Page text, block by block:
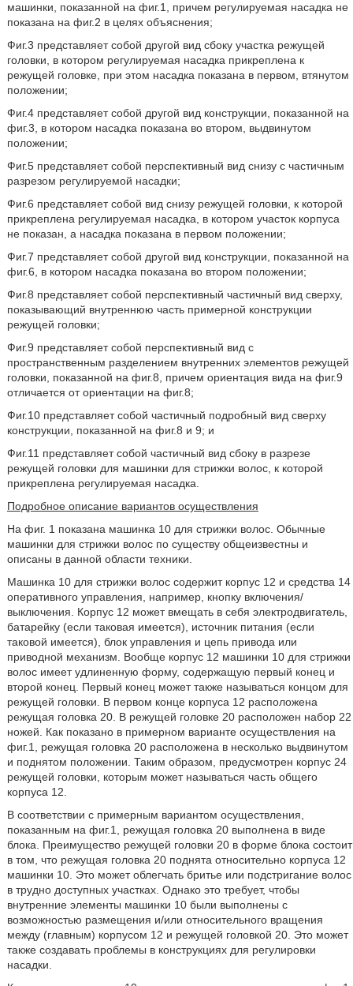
машинки, показанной на фиг.1, причем регулируемая насадка не
показана на фиг.2 в целях объяснения;
Фиг.3 представляет собой другой вид сбоку участка режущей
головки, в котором регулируемая насадка прикреплена к
режущей головке, при этом насадка показана в первом, втянутом
положении;
Фиг.4 представляет собой другой вид конструкции, показанной на
фиг.3, в котором насадка показана во втором, выдвинутом
положении;
Фиг.5 представляет собой перспективный вид снизу с частичным
разрезом регулируемой насадки;
Фиг.6 представляет собой вид снизу режущей головки, к которой
прикреплена регулируемая насадка, в котором участок корпуса
не показан, а насадка показана в первом положении;
Фиг.7 представляет собой другой вид конструкции, показанной на
фиг.6, в котором насадка показана во втором положении;
Фиг.8 представляет собой перспективный частичный вид сверху,
показывающий внутреннюю часть примерной конструкции
режущей головки;
Фиг.9 представляет собой перспективный вид с
пространственным разделением внутренних элементов режущей
головки, показанной на фиг.8, причем ориентация вида на фиг.9
отличается от ориентации на фиг.8;
Фиг.10 представляет собой частичный подробный вид сверху
конструкции, показанной на фиг.8 и 9; и
Фиг.11 представляет собой частичный вид сбоку в разрезе
режущей головки для машинки для стрижки волос, к которой
прикреплена регулируемая насадка.
Подробное описание вариантов осуществления
На фиг. 1 показана машинка 10 для стрижки волос. Обычные
машинки для стрижки волос по существу общеизвестны и
описаны в данной области техники.
Машинка 10 для стрижки волос содержит корпус 12 и средства 14
оперативного управления, например, кнопку включения/
выключения. Корпус 12 может вмещать в себя электродвигатель,
батарейку (если таковая имеется), источник питания (если
таковой имеется), блок управления и цепь привода или
приводной механизм. Вообще корпус 12 машинки 10 для стрижки
волос имеет удлиненную форму, содержащую первый конец и
второй конец. Первый конец может также называться концом для
режущей головки. В первом конце корпуса 12 расположена
режущая головка 20. В режущей головке 20 расположен набор 22
ножей. Как показано в примерном варианте осуществления на
фиг.1, режущая головка 20 расположена в несколько выдвинутом
и поднятом положении. Таким образом, предусмотрен корпус 24
режущей головки, которым может называться часть общего
корпуса 12.
В соответствии с примерным вариантом осуществления,
показанным на фиг.1, режущая головка 20 выполнена в виде
блока. Преимущество режущей головки 20 в форме блока состоит
в том, что режущая головка 20 поднята относительно корпуса 12
машинки 10. Это может облегчать бритье или подстригание волос
в трудно доступных участках. Однако это требует, чтобы
внутренние элементы машинки 10 были выполнены с
возможностью размещения и/или относительного вращения
между (главным) корпусом 12 и режущей головкой 20. Это может
также создавать проблемы в конструкциях для регулировки
насадки.